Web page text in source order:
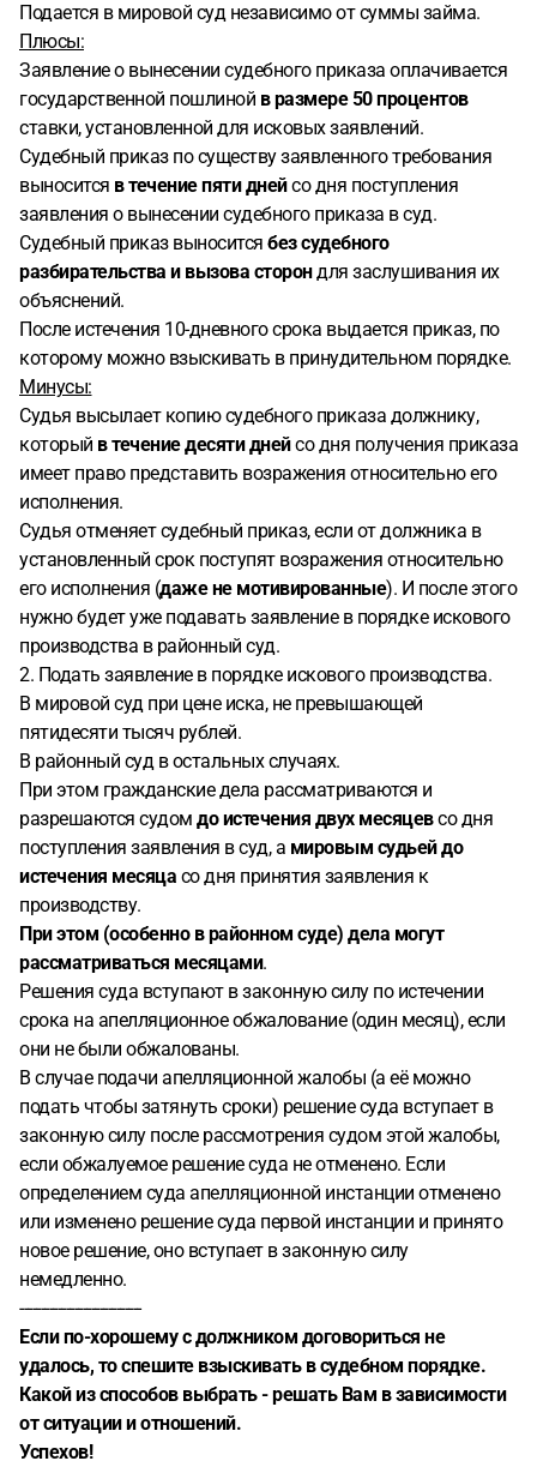
Подается в мировой суд независимо от суммы займа.
Плюсы:
Заявление о вынесении судебного приказа оплачивается
государственной пошлиной в размере 50 процентов
ставки, установленной для исковых заявлений.
Судебный приказ по существу заявленного требования
выносится в течение пяти днейсо дня поступления
заявления о вынесении судебного приказа в суд.
Судебный приказ выносится без судебного
разбирательства и вызова сторондля заслушивания их
объяснений.
После истечения 10-дневного срока выдается приказ, по
которому можно взыскивать в принудительном порядке.
Минусы:
Судья высылает копию судебного приказа должнику,
который в течение десяти днейсо дня получения приказа
имеет право представить возражения относительно его
исполнения.
Судья отменяет судебный приказ, если от должника в
установленный срок поступят возражения относительно
его исполнения (даже не мотивированные). И после этого
нужно будет уже подавать заявление в порядке искового
производства в районный суд.
2. Подать заявление в порядке искового производства.
В мировой суд при цене иска, не превышающей
пятидесяти тысяч рублей.
В районный суд в остальных случаях.
При этом гражданские дела рассматриваются и
разрешаются судом до истечения двух месяцевсо дня
поступления заявления в суд, а мировым судьей до
истечения месяца со дня принятия заявления к
производству.
При этом (особенно в районном суде) дела могут
рассматриваться месяцами.
Решения суда вступают в законную силу по истечении
срока на апелляционное обжалование (один месяц), если
они не были обжалованы.
В случае подачи апелляционной жалобы (а её можно
подать чтобы затянуть сроки) решение суда вступает в
законную силу после рассмотрения судом этой жалобы,
если обжалуемое решение суда не отменено. Если
определением суда апелляционной инстанции отменено
или изменено решение суда первой инстанции и принято
новое решение, оно вступает в законную силу
немедленно.
-----------------------------
Если по-хорошему с должником договориться не
удалось, то спешите взыскивать в судебном порядке.
Какой из способов выбрать - решать Вам в зависимости
от ситуации и отношений.
Успехов!